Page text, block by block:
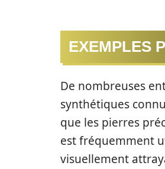
EXEMPLES
De nombreuses
synthétiques
que les pierres
est fréquemment
visuellement